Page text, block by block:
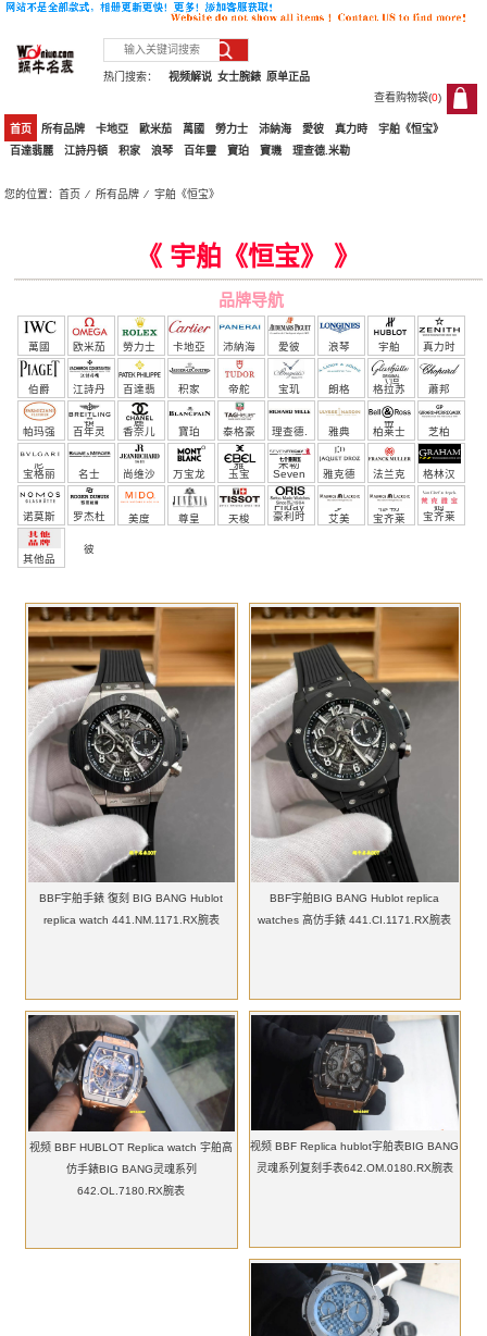
热门搜索： 原单正品
女士腕錶
视频解说
查看购物袋(0)
0
首页 所有品牌 卡地亞 歐米茄 萬國 勞力士 沛納海 愛彼 真力時
宇舶《恒宝》
百達翡麗
江詩丹頓 积家 浪琴 百年靈 寶珀 寶璣 理查德.米勒
您的位置：首页 ⁄所有品牌 ⁄宇舶《恒宝》
《 宇舶《恒宝》 》
品牌导航
萬國 欧米茄 勞力士 卡地亞 沛納海 愛彼 浪琴 宇舶
（恒
宝）
真力时
伯爵 江詩丹
頓
百達翡
麗
积家 帝舵 宝玑 朗格 格拉苏
蒂
蕭邦
帕玛强
尼
百年灵 香奈儿 寶珀 泰格豪
雅
理查德.
米勒
雅典 柏莱士 芝柏
宝格丽 名士 尚维沙 万宝龙 玉宝 Seven
Friday
雅克德
罗
法兰克
穆勒
格林汉
姆
诺莫斯
罗杰杜
彼
美度 尊皇 天梭 豪利时 艾美 宝齐莱 宝齐莱
其他品
BBF宇舶手錶 復刻 BIG BANG Hublot
replica watch 441.NM.1171.RX腕表
BBF宇舶BIG BANG Hublot replica
watches 高仿手錶 441.CI.1171.RX腕表
视频 BBF HUBLOT Replica watch 宇舶高
仿手錶BIG BANG灵魂系列
642.OL.7180.RX腕表
视频 BBF Replica hublot宇舶表BIG BANG
灵魂系列复刻手表642.OM.0180.RX腕表